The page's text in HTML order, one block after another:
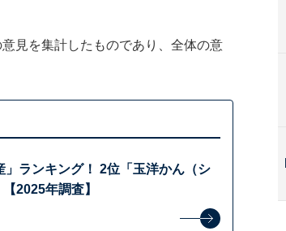
見を集計したものであり、全体の意
ランキング！ 2位「玉洋かん（シ
2025年調査】